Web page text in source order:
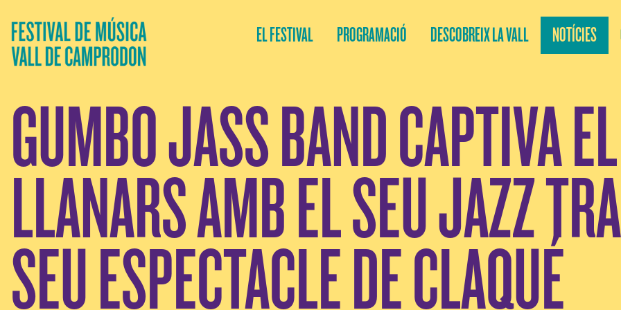
EL FESTIVAL PROGRAMACIÓ DESCOBREIX LA VALL NOTÍCIES
GUMBO JASS BAND CAPTIVA
LLANARS AMB EL SEU JAZZ
SEU ESPECTACLE DE CLAQUÉ